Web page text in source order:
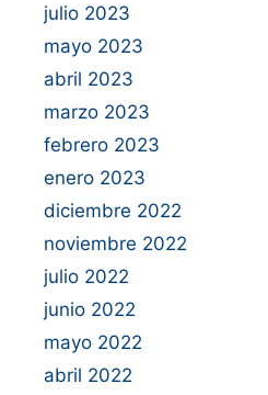
julio 2023
mayo 2023
abril 2023
marzo 2023
febrero 2023
enero 2023
diciembre 2022
noviembre 2022
julio 2022
junio 2022
mayo 2022
abril 2022